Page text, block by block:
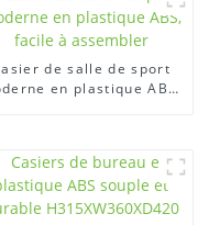
de salle de sport
en plastique ABS,